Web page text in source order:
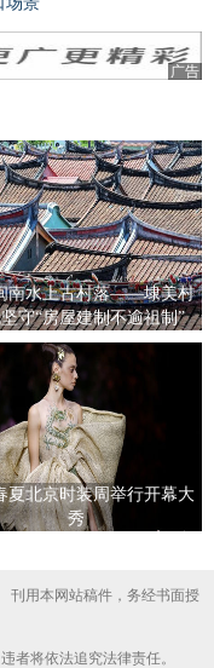
广告
南水上古村落——埭美村
守“房屋建制不逾祖制”
夏北京时装周举行开幕大
秀
刊用本网站稿件，务经书面授
者将依法追究法律责任。